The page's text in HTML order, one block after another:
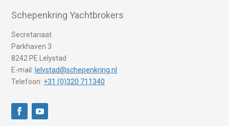
Schepenkring Yachtbrokers
Secretariaat
Parkhaven 3
8242 PE Lelystad
E-mail: lelystad@schepenkring.nl
Telefoon: +31 (0)320 711340